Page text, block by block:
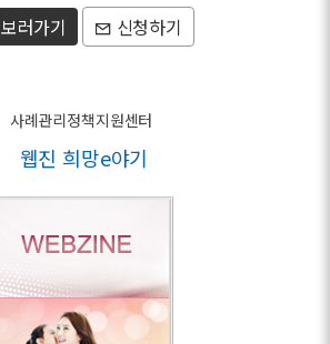
보러가기 신청하기
사례관리정책지원센터
웹진 희망e야기